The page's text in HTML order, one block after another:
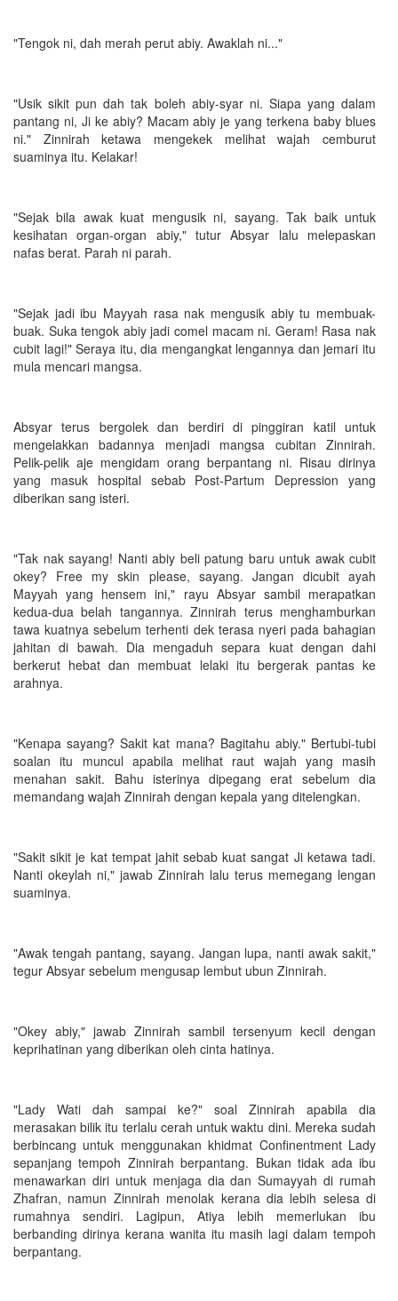
"Tengok ni, dah merah perut abiy. Awaklah ni..."
"Usik sikit pun dah tak boleh abiy-syar ni. Siapa yang dalam
pantang ni, Ji ke abiy? Macam abiy je yang terkena baby blues
ni." Zinnirah ketawa mengekek melihat wajah cemburut
suaminya itu. Kelakar!
"Sejak bila awak kuat mengusik ni, sayang. Tak baik untuk
kesihatan organ-organ abiy," tutur Absyar lalu melepaskan
nafas berat. Parah ni parah.
"Sejak jadi ibu Mayyah rasa nak mengusik abiy tu membuak-
buak. Suka tengok abiy jadi comel macam ni. Geram! Rasa nak
cubit lagi!" Seraya itu, dia mengangkat lengannya dan jemari itu
mula mencari mangsa.
Absyar terus bergolek dan berdiri di pinggiran katil untuk
mengelakkan badannya menjadi mangsa cubitan Zinnirah.
Pelik-pelik aje mengidam orang berpantang ni. Risau dirinya
yang masuk hospital sebab Post-Partum Depression yang
diberikan sang isteri.
"Tak nak sayang! Nanti abiy beli patung baru untuk awak cubit
okey? Free my skin please, sayang. Jangan dicubit ayah
Mayyah yang hensem ini," rayu Absyar sambil merapatkan
kedua-dua belah tangannya. Zinnirah terus menghamburkan
tawa kuatnya sebelum terhenti dek terasa nyeri pada bahagian
jahitan di bawah. Dia mengaduh separa kuat dengan dahi
berkerut hebat dan membuat lelaki itu bergerak pantas ke
arahnya.
"Kenapa sayang? Sakit kat mana? Bagitahu abiy." Bertubi-tubi
soalan itu muncul apabila melihat raut wajah yang masih
menahan sakit. Bahu isterinya dipegang erat sebelum dia
memandang wajah Zinnirah dengan kepala yang ditelengkan.
"Sakit sikit je kat tempat jahit sebab kuat sangat Ji ketawa tadi.
Nanti okeylah ni," jawab Zinnirah lalu terus memegang lengan
suaminya.
"Awak tengah pantang, sayang. Jangan lupa, nanti awak sakit,"
tegur Absyar sebelum mengusap lembut ubun Zinnirah.
"Okey abiy," jawab Zinnirah sambil tersenyum kecil dengan
keprihatinan yang diberikan oleh cinta hatinya.
"Lady Wati dah sampai ke?" soal Zinnirah apabila dia
merasakan bilik itu terlalu cerah untuk waktu dini. Mereka sudah
berbincang untuk menggunakan khidmat Confinentment Lady
sepanjang tempoh Zinnirah berpantang. Bukan tidak ada ibu
menawarkan diri untuk menjaga dia dan Sumayyah di rumah
Zhafran, namun Zinnirah menolak kerana dia lebih selesa di
rumahnya sendiri. Lagipun, Atiya lebih memerlukan ibu
berbanding dirinya kerana wanita itu masih lagi dalam tempoh
berpantang.